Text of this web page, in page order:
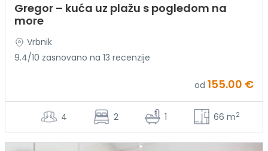
Gregor – kuća uz plažu s pogledom na
more
Vrbnik
9.4/10 zasnovano na 13 recenzije
od 155.00 €
4 2 1 66 m2